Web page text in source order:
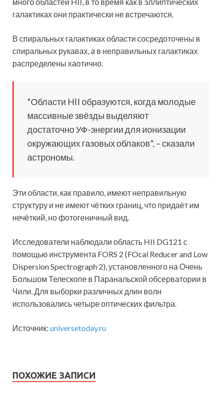
галактиках они практически не встречаются.
В спиральных галактиках области сосредоточены в
спиральных рукавах, а в неправильных галактиках
распределены хаотично.
“Области HII образуются, когда молодые
массивные звёзды выделяют
достаточно УФ-энергии для ионизации
окружающих газовых облаков”, – сказали
астрономы.
Эти области, как правило, имеют неправильную
структуру и не имеют чётких границ, что придаёт им
нечёткий, но фотогеничный вид.
Исследователи наблюдали область HII DG121 с
помощью инструмента FORS 2 (FOcal Reducer and Low
Dispersion Spectrograph 2), установленного на Очень
Большом Телескопе в Паранальской обсерватории в
Чили. Для выборки различных длин волн
использовались четыре оптических фильтра.
Источник: universetoday.ru
ПОХОЖИЕ ЗАПИСИ